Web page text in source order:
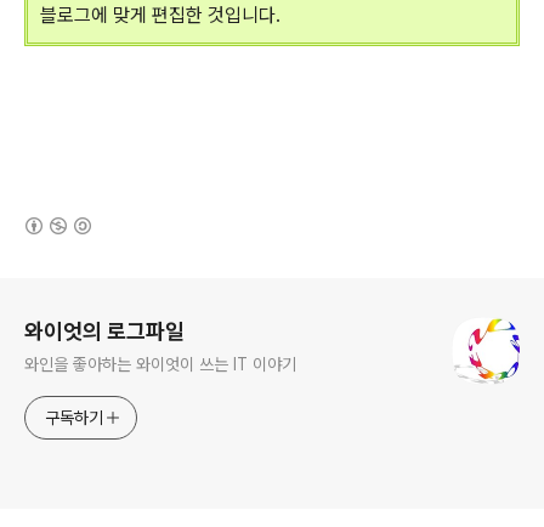
블로그에 맞게 편집한 것입니다.
와이엇의 로그파일
와인을 좋아하는 와이엇이 쓰는 IT 이야기
구독하기